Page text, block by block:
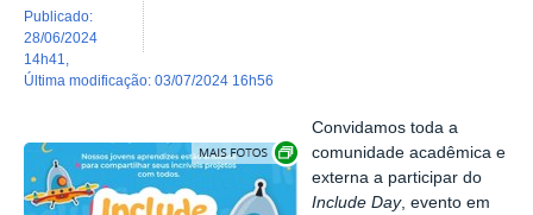
publicado:
28/06/2024
14h41
última modificação: 03/07/2024 16h56
Exibir carrossel de imagens
Convidamos toda a
comunidade acadêmica e
externa a participar do
Include Day, evento em